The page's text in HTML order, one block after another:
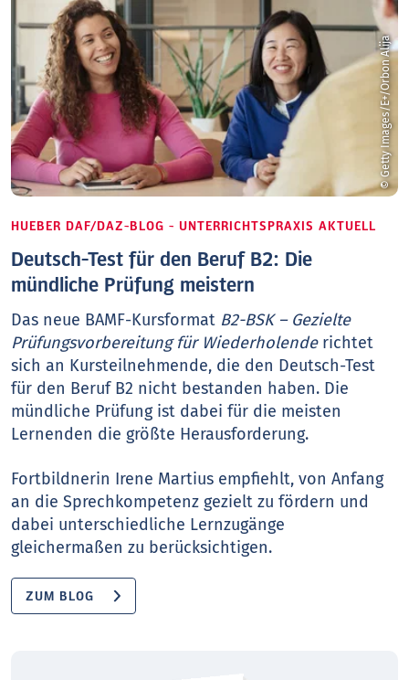
© Getty Images/E+/Orbon Alija
HUEBER DAF/DAZ-BLOG - UNTERRICHTSPRAXIS AKTUELL
Deutsch-Test für den Beruf B2: Die
mündliche Prüfung meistern
Das neue BAMF-Kursformat B2-BSK – Gezielte
Prüfungsvorbereitung für Wiederholenderichtet
sich an Kursteilnehmende, die den Deutsch-Test
für den Beruf B2 nicht bestanden haben. Die
mündliche Prüfung ist dabei für die meisten
Lernenden die größte Herausforderung.
Fortbildnerin Irene Martius empfiehlt, von Anfang
an die Sprechkompetenz gezielt zu fördern und
dabei unterschiedliche Lernzugänge
gleichermaßen zu berücksichtigen.
ZUM BLOG